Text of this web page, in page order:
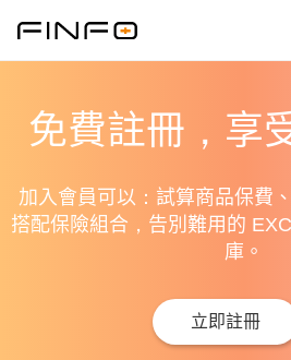
免費註冊，享
加入會員可以：試算商品保費
搭配保險組合，告別難用的
庫。
立即註冊